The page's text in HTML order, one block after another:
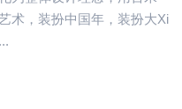
术，装扮中国年，装扮大Xi